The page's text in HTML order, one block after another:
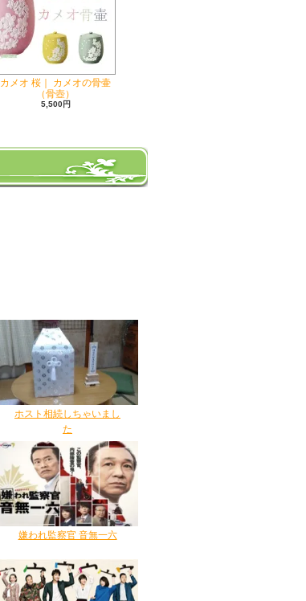
カメオ 桜｜ カメオの骨壷
（骨壺）
5,500円
ホスト相続しちゃいまし
た
嫌われ監察官 音無一六